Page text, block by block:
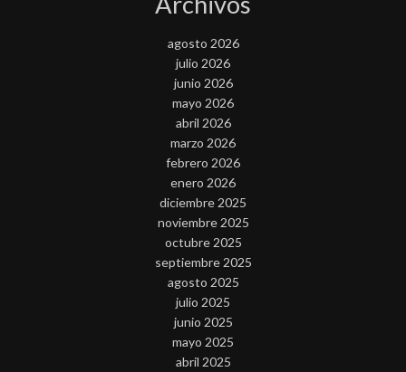
agosto 2026
julio 2026
junio 2026
mayo 2026
abril 2026
marzo 2026
febrero 2026
enero 2026
diciembre 2025
noviembre 2025
octubre 2025
septiembre 2025
agosto 2025
julio 2025
junio 2025
mayo 2025
abril 2025